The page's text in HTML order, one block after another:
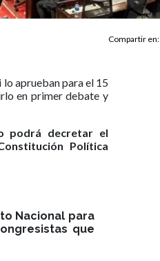
Compartir en:
lo aprueban para el 15
en primer debate y
podrá decretar el
Política
Nacional para
que